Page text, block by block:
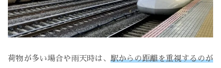
荷物が多い場合や雨天時は、 駅からの距離を重視するのが